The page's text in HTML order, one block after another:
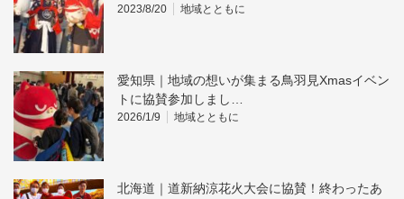
2023/8/20 地域とともに
愛知県｜地域の想いが集まる鳥羽見Xmasイベン
トに協賛参加しまし…
2026/1/9 地域とともに
北海道｜道新納涼花火大会に協賛！終わったあ